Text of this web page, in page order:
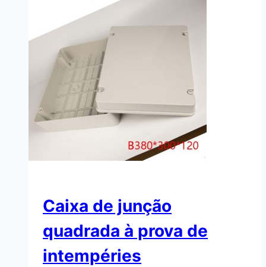
Caixa de junção
quadrada à prova de
intempéries